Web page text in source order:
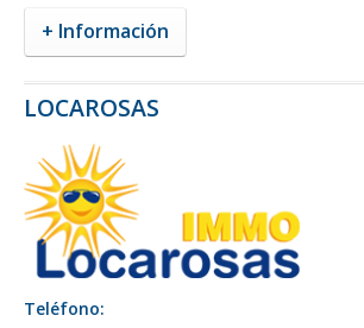
+ Información
LOCAROSAS
Teléfono: